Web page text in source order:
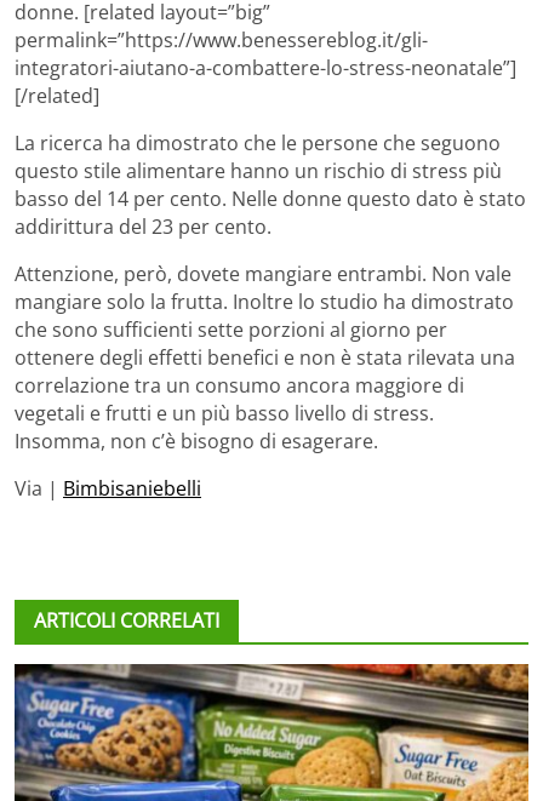
donne. [related layout=”big”
permalink=”https://www.benessereblog.it/gli-
integratori-aiutano-a-combattere-lo-stress-neonatale”]
[/related]
La ricerca ha dimostrato che le persone che seguono
questo stile alimentare hanno un rischio di stress più
basso del 14 per cento. Nelle donne questo dato è stato
addirittura del 23 per cento.
Attenzione, però, dovete mangiare entrambi. Non vale
mangiare solo la frutta. Inoltre lo studio ha dimostrato
che sono sufficienti sette porzioni al giorno per
ottenere degli effetti benefici e non è stata rilevata una
correlazione tra un consumo ancora maggiore di
vegetali e frutti e un più basso livello di stress.
Insomma, non c’è bisogno di esagerare.
Via | Bimbisaniebelli
ARTICOLI CORRELATI